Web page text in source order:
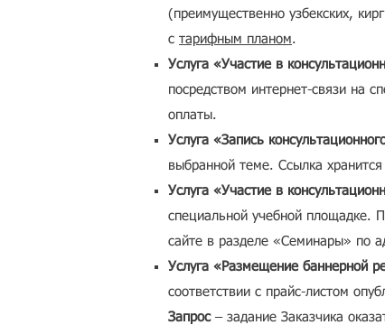
(преимущественно узбекских,
с тарифным планом.
Услуга «Участие в
посредством интернет-связи на
оплаты.
Услуга «Запись
выбранной теме. Ссылка
Услуга «Участие в
специальной учебной площадке.
сайте в разделе «Семинары» по
Услуга «Размещение баннерной
соответствии с прайс-листом
Запрос– задание Заказчика